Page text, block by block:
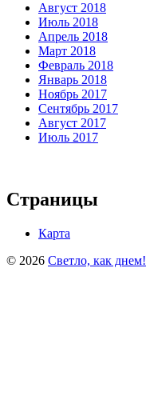
Август 2018
Июль 2018
Апрель 2018
Март 2018
Февраль 2018
Январь 2018
Ноябрь 2017
Сентябрь 2017
Август 2017
Июль 2017
Страницы
Карта
© 2026 Светло, как днем!